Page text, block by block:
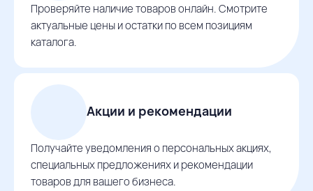
Проверяйте наличие товаров онлайн. Смотрите
актуальные цены и остатки по всем позициям
каталога.
Акции и рекомендации
Получайте уведомления о персональных акциях,
специальных предложениях и рекомендации
товаров для вашего бизнеса.